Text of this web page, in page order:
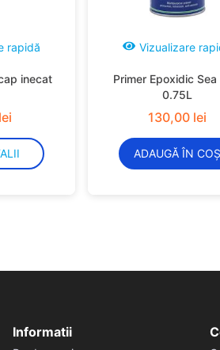
rapidă
inecat
lei
Vizualizare
Primer Epoxidic Sea
0.75L
130,00 lei
ADAUGĂ ÎN COȘ
Informatii